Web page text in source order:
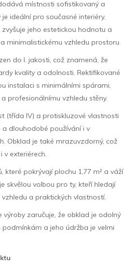
místnosti sofistikovaný a
ideální pro současné interiéry.
jeho estetickou hodnotu a
minimalistickému vzhledu prostoru.
do I. jakosti, což znamená, že
kvality a odolnosti. Rektifikované
instalaci s minimálními spárami,
profesionálnímu vzhledu stěny.
(třída IV) a protiskluzové vlastnosti
a dlouhodobé používání i v
Obklad je také mrazuvzdorný, což
v exteriérech.
které pokrývají plochu 1,77 m² a váží
skvělou volbou pro ty, kteří hledají
a praktických vlastností.
výroby zaručuje, že obklad je odolný
a jeho údržba je velmi